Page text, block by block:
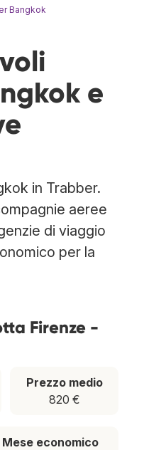
Bangkok
e
in Trabber.
aeree
di viaggio
per la
Firenze -
Prezzo medio
820 €
Mese economico